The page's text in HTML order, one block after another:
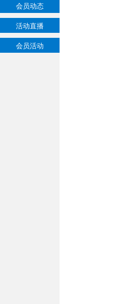
会员动态
活动直播
会员活动